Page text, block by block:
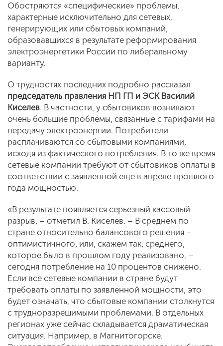
Обостряются «специфические» проблемы,
характерные исключительно для сетевых,
генерирующих или сбытовых компаний,
образовавшихся в результате реформирования
электроэнергетики России по либеральному
варианту.
О трудностях последних подробно рассказал
председатель правления НП ГП и ЭСК Василий
Киселев. В частности, у сбытовиков возникают
очень большие проблемы, связанные с тарифами на
передачу электроэнергии. Потребители
расплачиваются со сбытовыми компаниями,
исходя из фактического потребления. В то же время
сетевые компании требуют от сбытовиков оплаты в
соответствии с заявленной еще в апреле прошлого
года мощностью.
«В результате появляется серьезный кассовый
разрыв, – отметил В. Киселев. – В среднем по
стране относительно балансового решения –
оптимистичного, или, скажем так, среднего,
которое было в прошлом году реализовано, –
сегодня потребление на 10 процентов снижено.
Если все сетевые компании в стране будут
требовать оплаты по заявленной мощности, это
будет означать, что сбытовые компании столкнутся
с трудноразрешимыми проблемами. В отдельных
регионах уже сейчас складывается драматическая
ситуация. Например, в Магнитогорске.